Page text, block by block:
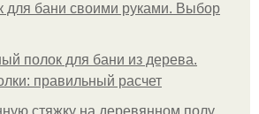
для бани своими руками. Выбор
полок для бани из дерева.
правильный расчет
стяжку на деревянном полу